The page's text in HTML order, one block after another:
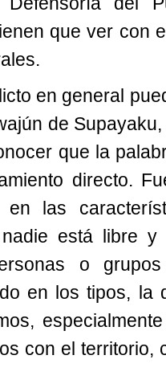
que ver con
en general
de
que la
directo.
en las
está libre y
o
en los tipos, la
con el territorio,